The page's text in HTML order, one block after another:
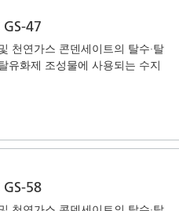
47
천연가스 콘덴세이트의 탈수·탈
유화제 조성물에 사용되는 수지
58